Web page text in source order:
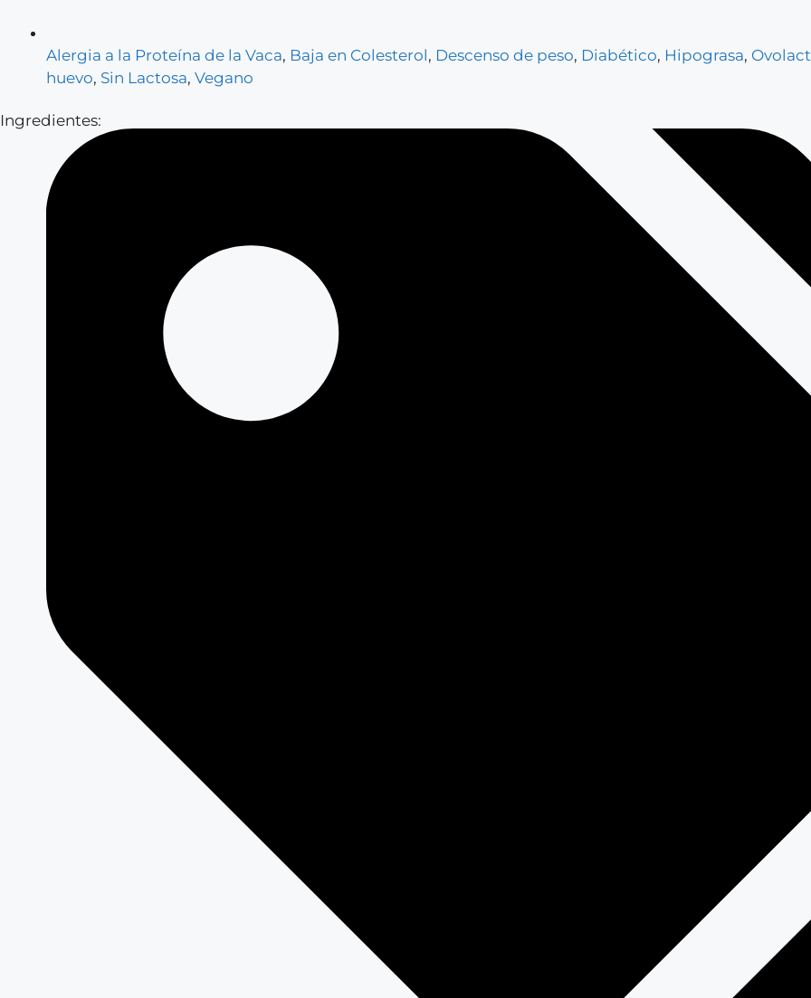
Alergia a la Proteína de la Vaca, Baja en Colesterol, Descenso de peso, Diabético, Hipograsa,
huevo, Sin Lactosa, Vegano
Ingredientes: